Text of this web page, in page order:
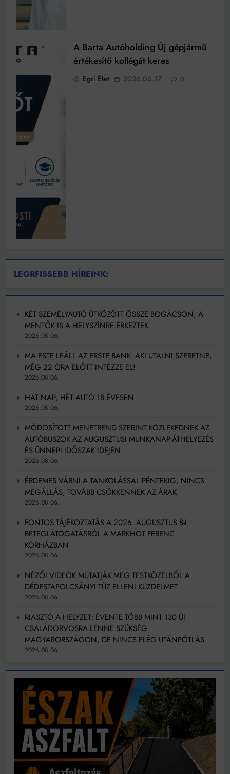
A Barta Autóholding Új gépjármű
értékesítő kollégát keres
Egri Élet 2026.06.17. 0
LEGRFISSEBB HÍREINK:
KÉT SZEMÉLYAUTÓ ÜTKÖZÖTT ÖSSZE BOGÁCSON, A
MENTŐK IS A HELYSZÍNRE ÉRKEZTEK
2026.08.06.
MA ESTE LEÁLL AZ ERSTE BANK: AKI UTALNI SZERETNE,
MÉG 22 ÓRA ELŐTT INTÉZZE EL!
2026.08.06.
HAT NAP, HÉT AUTÓ 18 ÉVESEN
2026.08.06.
MÓDOSÍTOTT MENETREND SZERINT KÖZLEKEDNEK AZ
AUTÓBUSZOK AZ AUGUSZTUSI MUNKANAP-ÁTHELYEZÉS
ÉS ÜNNEPI IDŐSZAK IDEJÉN
2026.08.06.
ÉRDEMES VÁRNI A TANKOLÁSSAL PÉNTEKIG, NINCS
MEGÁLLÁS, TOVÁBB CSÖKKENNEK AZ ÁRAK
2026.08.06.
FONTOS TÁJÉKOZTATÁS A 2026. AUGUSZTUS 8-I
BETEGLÁTOGATÁSRÓL A MARKHOT FERENC
KÓRHÁZBAN
2026.08.06.
NÉZŐI VIDEÓK MUTATJÁK MEG TESTKÖZELBŐL A
DÉDESTAPOLCSÁNYI TŰZ ELLENI KÜZDELMET
2026.08.06.
RIASZTÓ A HELYZET: ÉVENTE TÖBB MINT 130 ÚJ
CSALÁDORVOSRA LENNE SZÜKSÉG
MAGYARORSZÁGON, DE NINCS ELÉG UTÁNPÓTLÁS
2026.08.06.